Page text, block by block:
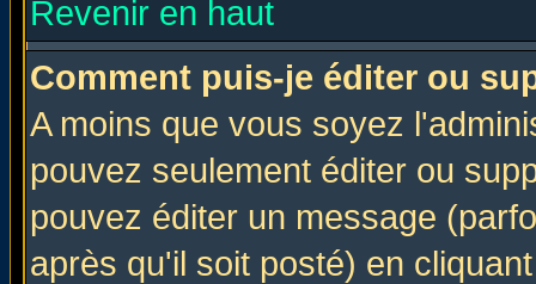
Revenir en haut
Comment puis-je éditer ou
A moins que vous soyez
pouvez seulement éditer ou
pouvez éditer un message
après qu'il soit posté) en